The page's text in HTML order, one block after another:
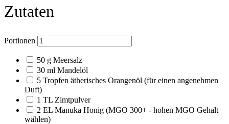
Zutaten
Portionen
50 g Meersalz
30 ml Mandelöl
5 Tropfen ätherisches Orangenöl (für einen angenehmen
Duft)
1 TL Zimtpulver
2 EL Manuka Honig (MGO 300+ - hohen MGO Gehalt
wählen)